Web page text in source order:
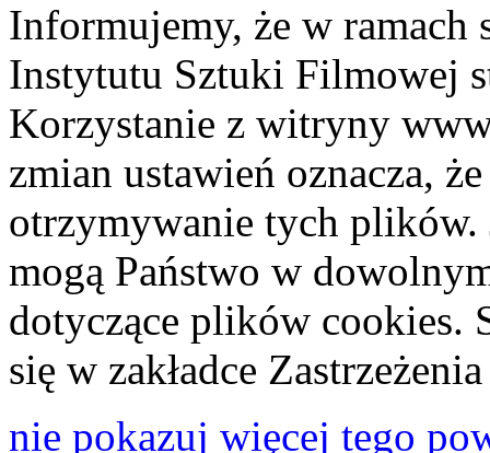
Informujemy, że w ramach
Instytutu Sztuki Filmowej
Korzystanie z witryny
zmian ustawień oznacza,
otrzymywanie tych plików.
mogą Państwo w
dotyczące plików cookies.
się w zakładce
nie pokazuj więcej tego